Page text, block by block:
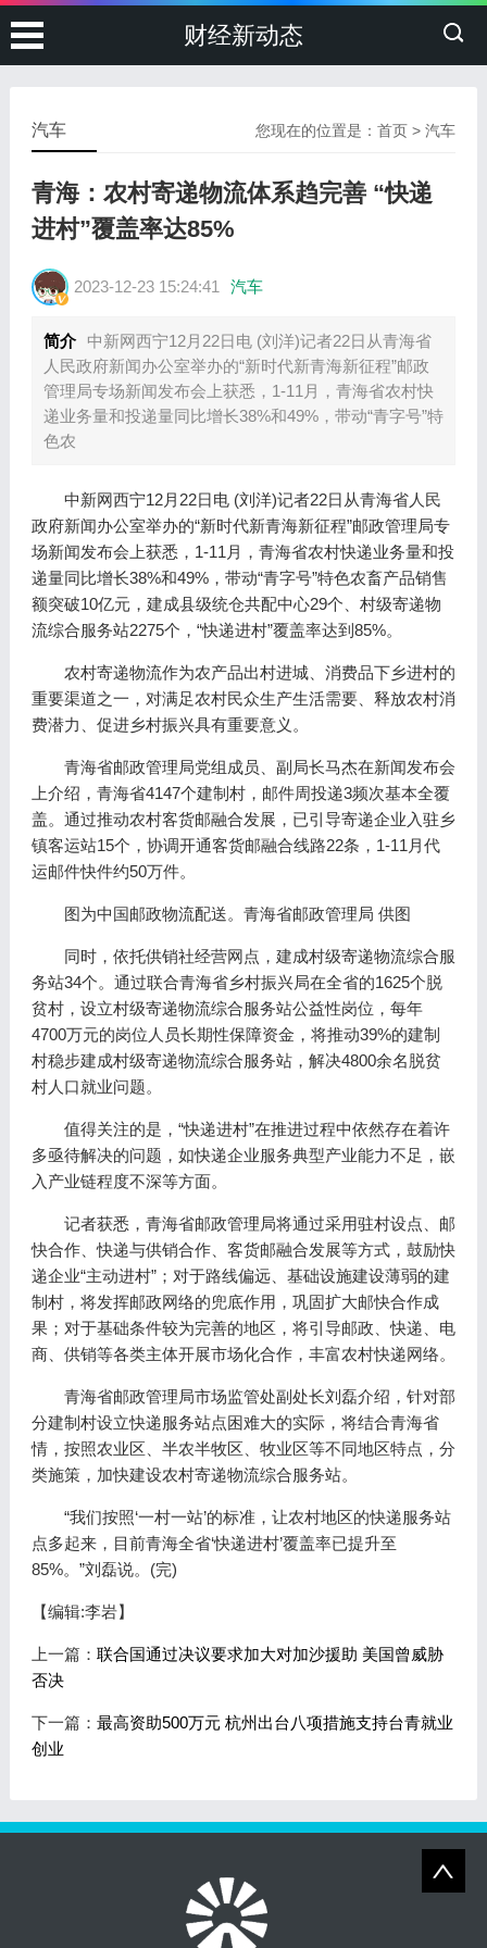
财经新动态
您现在的位置是：首页 >汽车
汽车
青海：农村寄递物流体系趋完善 “快递
进村”覆盖率达85%
2023-12-23 15:24:41 汽车
简介
中新网西宁12月22日电 (刘洋)记者22日从青海省
人民政府新闻办公室举办的“新时代新青海新征程”邮政
管理局专场新闻发布会上获悉，1-11月，青海省农村快
递业务量和投递量同比增长38%和49%，带动“青字号”特
色农
中新网西宁12月22日电 (刘洋)记者22日从青海省人民
政府新闻办公室举办的“新时代新青海新征程”邮政管理局专
场新闻发布会上获悉，1-11月，青海省农村快递业务量和投
递量同比增长38%和49%，带动“青字号”特色农畜产品销售
额突破10亿元，建成县级统仓共配中心29个、村级寄递物
流综合服务站2275个，“快递进村”覆盖率达到85%。
农村寄递物流作为农产品出村进城、消费品下乡进村的
重要渠道之一，对满足农村民众生产生活需要、释放农村消
费潜力、促进乡村振兴具有重要意义。
青海省邮政管理局党组成员、副局长马杰在新闻发布会
上介绍，青海省4147个建制村，邮件周投递3频次基本全覆
盖。通过推动农村客货邮融合发展，已引导寄递企业入驻乡
镇客运站15个，协调开通客货邮融合线路22条，1-11月代
运邮件快件约50万件。
图为中国邮政物流配送。青海省邮政管理局 供图
同时，依托供销社经营网点，建成村级寄递物流综合服
务站34个。通过联合青海省乡村振兴局在全省的1625个脱
贫村，设立村级寄递物流综合服务站公益性岗位，每年
4700万元的岗位人员长期性保障资金，将推动39%的建制
村稳步建成村级寄递物流综合服务站，解决4800余名脱贫
村人口就业问题。
值得关注的是，“快递进村”在推进过程中依然存在着许
多亟待解决的问题，如快递企业服务典型产业能力不足，嵌
入产业链程度不深等方面。
记者获悉，青海省邮政管理局将通过采用驻村设点、邮
快合作、快递与供销合作、客货邮融合发展等方式，鼓励快
递企业“主动进村”；对于路线偏远、基础设施建设薄弱的建
制村，将发挥邮政网络的兜底作用，巩固扩大邮快合作成
果；对于基础条件较为完善的地区，将引导邮政、快递、电
商、供销等各类主体开展市场化合作，丰富农村快递网络。
青海省邮政管理局市场监管处副处长刘磊介绍，针对部
分建制村设立快递服务站点困难大的实际，将结合青海省
情，按照农业区、半农半牧区、牧业区等不同地区特点，分
类施策，加快建设农村寄递物流综合服务站。
“我们按照‘一村一站’的标准，让农村地区的快递服务站
点多起来，目前青海全省‘快递进村’覆盖率已提升至
85%。”刘磊说。(完)
【编辑:李岩】
上一篇： 联合国通过决议要求加大对加沙援助 美国曾威胁
否决
下一篇： 最高资助500万元 杭州出台八项措施支持台青就业
创业